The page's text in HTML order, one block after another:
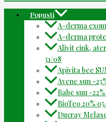
Popusti
A-derma
A-derma
Alivit cink,
31/08
Apivita bee
Avene sun -
Babe sun -
BioTeo 20%
Ducray